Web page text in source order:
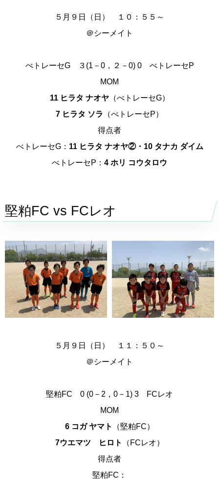
５月９日（日） １０：５５～
＠ シーメイト
べトレーセG ３ (1－0，２－0) 0 べトレーセP
MOM
11 ヒラタ ナオヤ（べトレーセG）
7 ヒラタ ソラ
（べトレーセP）
得点者
べトレーセG： 11 ヒラタ ナオヤ②・10 タナカ ダイム
べトレーセP： 4 ホリ コウタロウ
堅粕FC vs FCレオ
５月９日（日） １１：５０～
＠ シーメイト
堅粕FC 0 (0－2，0－1) 3
FCレオ
MOM
6 コガ ヤマト
（堅粕FC）
7ウエマツ ヒロト
（FCレオ）
得点者
堅粕FC：